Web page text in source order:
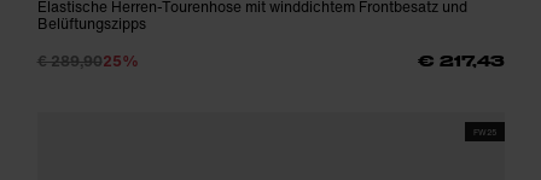
Elastische Herren-Tourenhose mit winddichtem Frontbesatz und
Belüftungszipps
€ 289,9025% € 217,43
FW25